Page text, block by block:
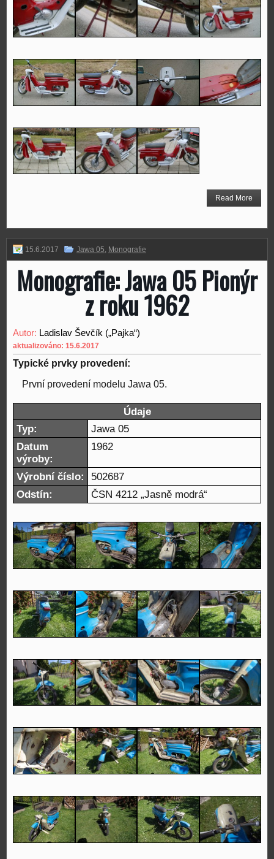
Read More
15.6.2017 Jawa 05, Monografie
Monografie: Jawa 05 Pionýr
z roku 1962
Autor: Ladislav Ševčík („Pajka“)
aktualizováno: 15.6.2017
Typické prvky provedení:
První provedení modelu Jawa 05.
Údaje
Typ:
Jawa 05
Datum
výroby:
1962
Výrobní číslo:
502687
Odstín:
ČSN 4212 „Jasně modrá“